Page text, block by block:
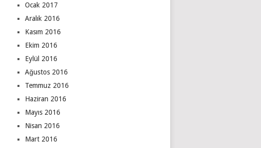
Ocak 2017
Aralık 2016
Kasım 2016
Ekim 2016
Eylül 2016
Ağustos 2016
Temmuz 2016
Haziran 2016
Mayıs 2016
Nisan 2016
Mart 2016